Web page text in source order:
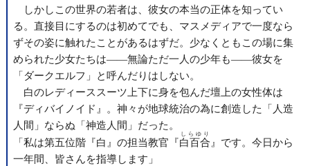
しかしこの世界の若者は、彼女の本当の正体を知ってい
る。直接目にするのは初めてでも、マスメディアで一度なら
ずその姿に触れたことがあるはずだ。少なくともこの場に集
められた少女たちは――無論ただ一人の少年も――彼女を
「ダークエルフ」と呼んだりはしない。
白のレディーススーツ上下に身を包んだ壇上の女性体は
『ディバイノイド』。神々が地球統治の為に創造した「人造
人間」ならぬ「神造人間」だった。
「私は第五位階『白』の担当教官『白百合
しらゆり
』です。今日から
一年間、皆さんを指導します」